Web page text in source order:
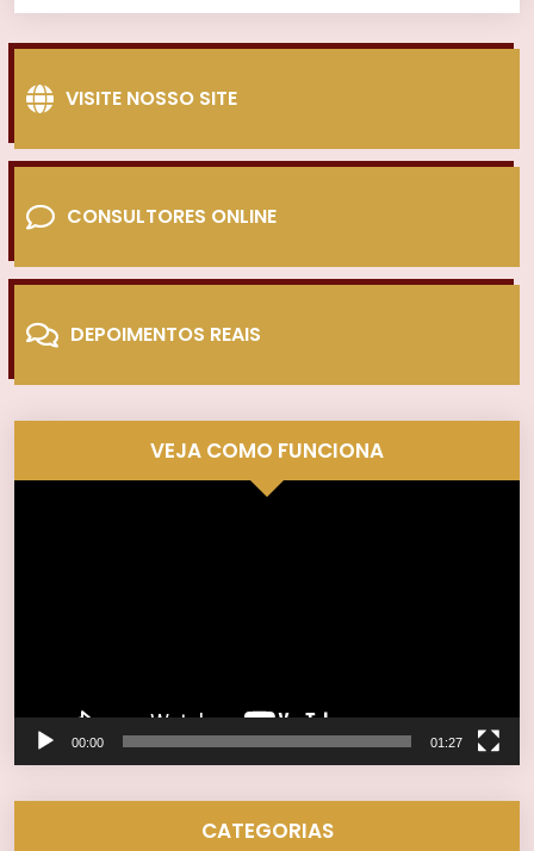
VISITE NOSSO SITE
CONSULTORES ONLINE
DEPOIMENTOS REAIS
VEJA COMO FUNCIONA
00:00 01:27
CATEGORIAS